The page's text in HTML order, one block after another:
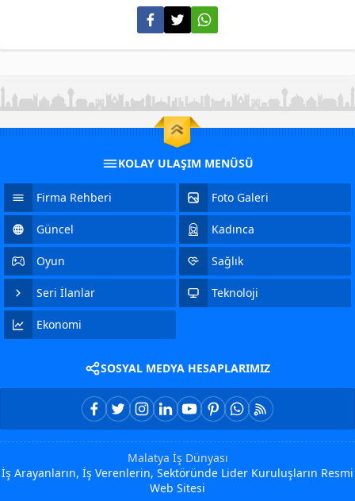
KOLAY ULAŞIM MENÜSÜ
Firma Rehberi Foto Galeri
Güncel Kadınca
Oyun Sağlık
Seri İlanlar Teknoloji
Ekonomi
SOSYAL MEDYA HESAPLARIMIZ
Malatya İş Dünyası
İş Arayanların, İş Verenlerin, Sektöründe Lider Kuruluşların Resmi
Web Sitesi